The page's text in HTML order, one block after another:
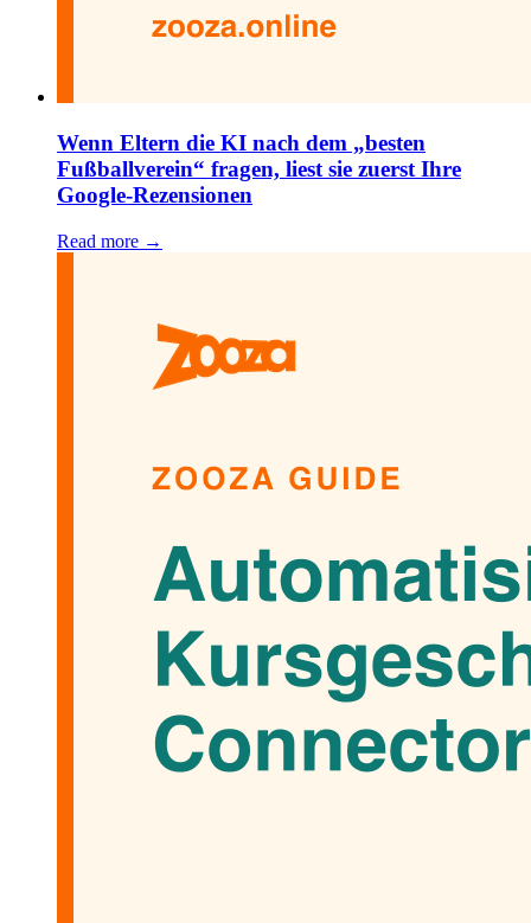
Wenn Eltern die KI nach dem „besten
Fußballverein“ fragen, liest sie zuerst Ihre
Google-Rezensionen
Read more →